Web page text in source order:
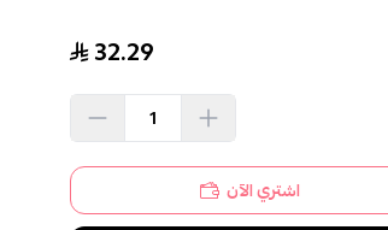
32.29
اشتري الآن